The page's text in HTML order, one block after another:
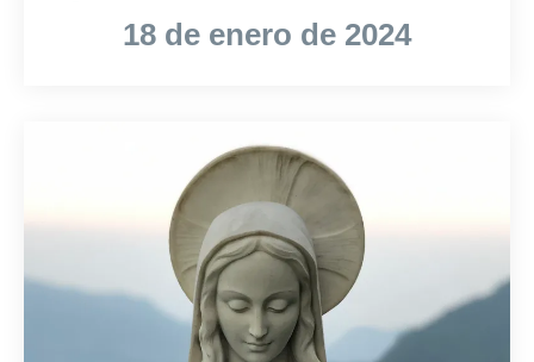
18 de enero de 2024